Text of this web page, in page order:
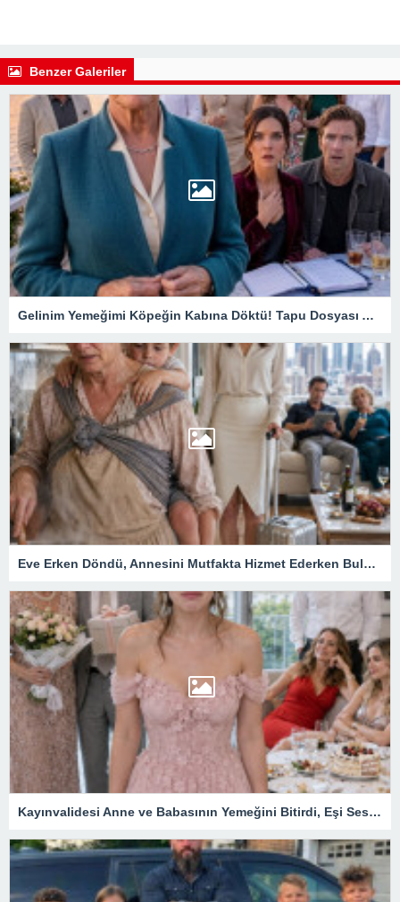
Benzer Galeriler
Gelinim Yemeğimi Köpeğin Kabına Döktü! Tapu Dosyası Açılınca Kimin Misafir Olduğu Ortaya Çıktı
Eve Erken Döndü, Annesini Mutfakta Hizmet Ederken Buldu! Karşı Villanın Kapısını Açınca Herkes Gerçeği Öğrendi
Kayınvalidesi Anne ve Babasının Yemeğini Bitirdi, Eşi Sessiz Kaldı! Banka Kayıtları Açılınca Evlilikteki Büyük Sır Ortaya Çıktı